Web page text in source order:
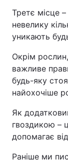
Третє місце –
невелику
уникають
Окрім
важливе
будь-яку
найохочіше
Як
гвоздикою –
допомагає
Раніше ми